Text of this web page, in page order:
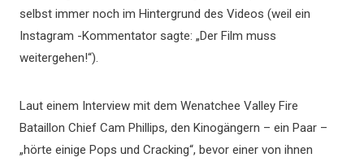
selbst immer noch im Hintergrund des Videos (weil ein
Instagram -Kommentator sagte: „Der Film muss
weitergehen!“).
Laut einem Interview mit dem Wenatchee Valley Fire
Bataillon Chief Cam Phillips, den Kinogängern – ein Paar –
„hörte einige Pops und Cracking“, bevor einer von ihnen